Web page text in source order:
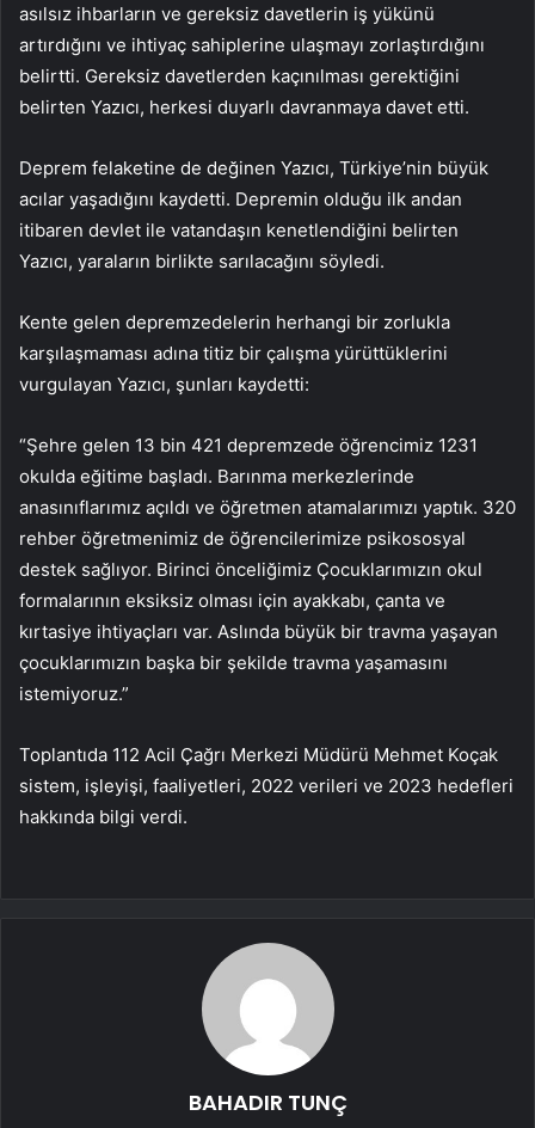
asılsız ihbarların ve gereksiz davetlerin iş yükünü
artırdığını ve ihtiyaç sahiplerine ulaşmayı zorlaştırdığını
belirtti. Gereksiz davetlerden kaçınılması gerektiğini
belirten Yazıcı, herkesi duyarlı davranmaya davet etti.
Deprem felaketine de değinen Yazıcı, Türkiye’nin büyük
acılar yaşadığını kaydetti. Depremin olduğu ilk andan
itibaren devlet ile vatandaşın kenetlendiğini belirten
Yazıcı, yaraların birlikte sarılacağını söyledi.
Kente gelen depremzedelerin herhangi bir zorlukla
karşılaşmaması adına titiz bir çalışma yürüttüklerini
vurgulayan Yazıcı, şunları kaydetti:
“Şehre gelen 13 bin 421 depremzede öğrencimiz 1231
okulda eğitime başladı. Barınma merkezlerinde
anasınıflarımız açıldı ve öğretmen atamalarımızı yaptık. 320
rehber öğretmenimiz de öğrencilerimize psikososyal
destek sağlıyor. Birinci önceliğimiz Çocuklarımızın okul
formalarının eksiksiz olması için ayakkabı, çanta ve
kırtasiye ihtiyaçları var. Aslında büyük bir travma yaşayan
çocuklarımızın başka bir şekilde travma yaşamasını
istemiyoruz.”
Toplantıda 112 Acil Çağrı Merkezi Müdürü Mehmet Koçak
sistem, işleyişi, faaliyetleri, 2022 verileri ve 2023 hedefleri
hakkında bilgi verdi.
BAHADIR TUNÇ